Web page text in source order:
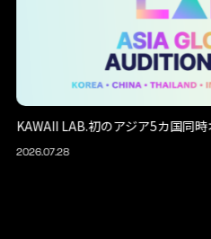
KAWAII LAB.初のアジア5カ国同
2026.07.28